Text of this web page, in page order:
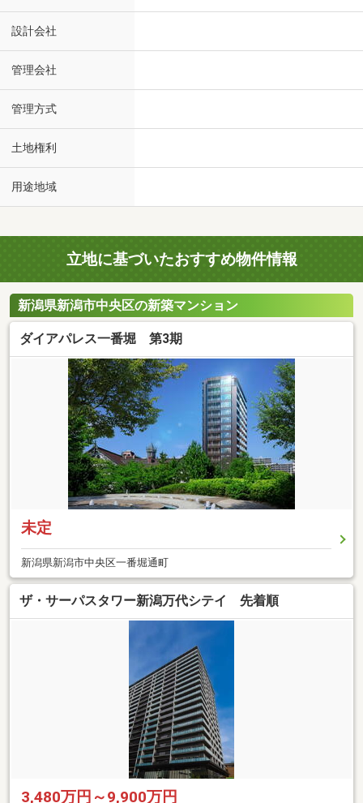
設計会社
管理会社
管理方式
土地権利
用途地域
立地に基づいたおすすめ物件情報
新潟県新潟市中央区の新築マンション
ダイアパレス一番堀 第3期
未定
新潟県新潟市中央区一番堀通町
ザ・サーパスタワー新潟万代シテイ 先着順
3,480万円～9,900万円